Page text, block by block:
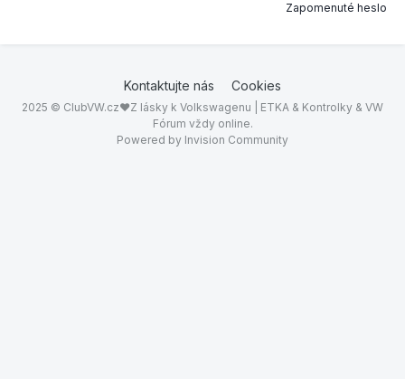
Zapomenuté heslo
Kontaktujte nás Cookies
2025 © ClubVW.cz❤Z lásky k Volkswagenu | ETKA & Kontrolky & VW
Fórum vždy online.
Powered by Invision Community